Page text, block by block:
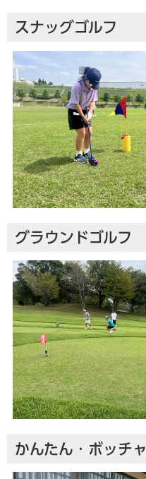
スナッグゴルフ
グラウンドゴルフ
かんたん・ボッチャ